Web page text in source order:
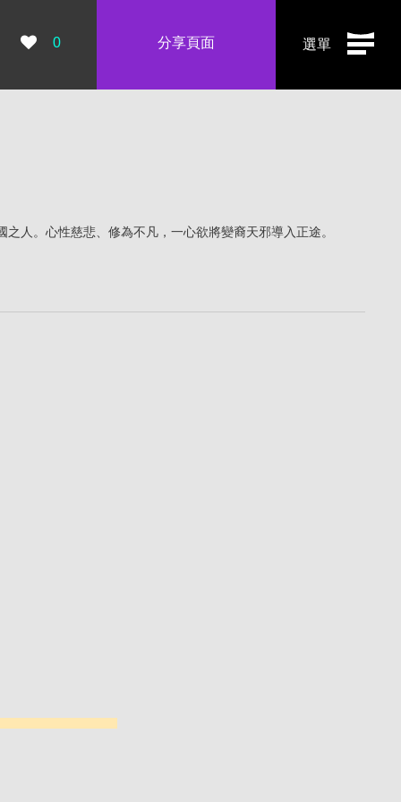
選單
瀏覽數：
0 分享頁面
人。心性慈悲、修為不凡，一心欲將變裔天邪導入正途。